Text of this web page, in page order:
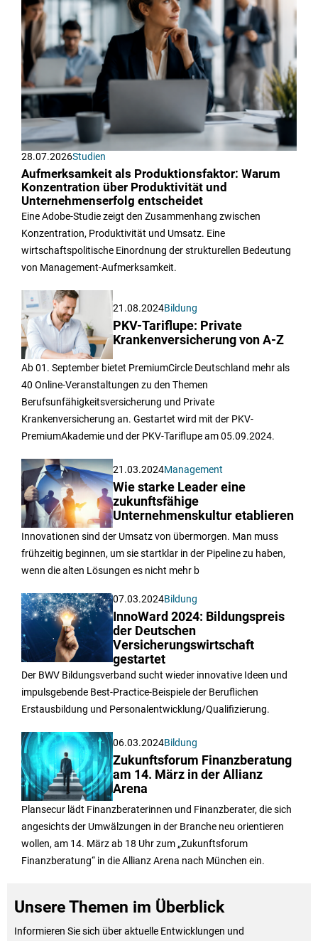
28.07.2026Studien
Aufmerksamkeit als Produktionsfaktor: Warum
Konzentration über Produktivität und
Unternehmenserfolg entscheidet
Eine Adobe-Studie zeigt den Zusammenhang zwischen
Konzentration, Produktivität und Umsatz. Eine
wirtschaftspolitische Einordnung der strukturellen Bedeutung
von Management-Aufmerksamkeit.
21.08.2024Bildung
PKV-Tariflupe: Private
Krankenversicherung von A-Z
Ab 01. September bietet PremiumCircle Deutschland mehr als
40 Online-Veranstaltungen zu den Themen
Berufsunfähigkeitsversicherung und Private
Krankenversicherung an. Gestartet wird mit der PKV-
PremiumAkademie und der PKV-Tariflupe am 05.09.2024.
21.03.2024Management
Wie starke Leader eine
zukunftsfähige
Unternehmenskultur etablieren
Innovationen sind der Umsatz von übermorgen. Man muss
frühzeitig beginnen, um sie startklar in der Pipeline zu haben,
wenn die alten Lösungen es nicht mehr b
07.03.2024Bildung
InnoWard 2024: Bildungspreis
der Deutschen
Versicherungswirtschaft
gestartet
Der BWV Bildungsverband sucht wieder innovative Ideen und
impulsgebende Best-Practice-Beispiele der Beruflichen
Erstausbildung und Personalentwicklung/Qualifizierung.
06.03.2024Bildung
Zukunftsforum Finanzberatung
am 14. März in der Allianz
Arena
Plansecur lädt Finanzberaterinnen und Finanzberater, die sich
angesichts der Umwälzungen in der Branche neu orientieren
wollen, am 14. März ab 18 Uhr zum „Zukunftsforum
Finanzberatung“ in die Allianz Arena nach München ein.
Unsere Themen im Überblick
Informieren Sie sich über aktuelle Entwicklungen und